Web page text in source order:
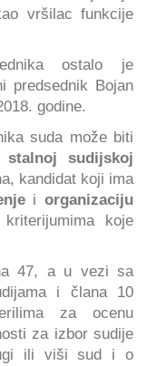
vršilac funkcije
ostalo je
predsednik Bojan
godine.
suda može biti
stalnoj sudijskoj
kandidat koji ima
iorganizaciju
koje
47, a u vezi sa
i člana 10
za ocenu
za izbor sudije
ili viši sud i o